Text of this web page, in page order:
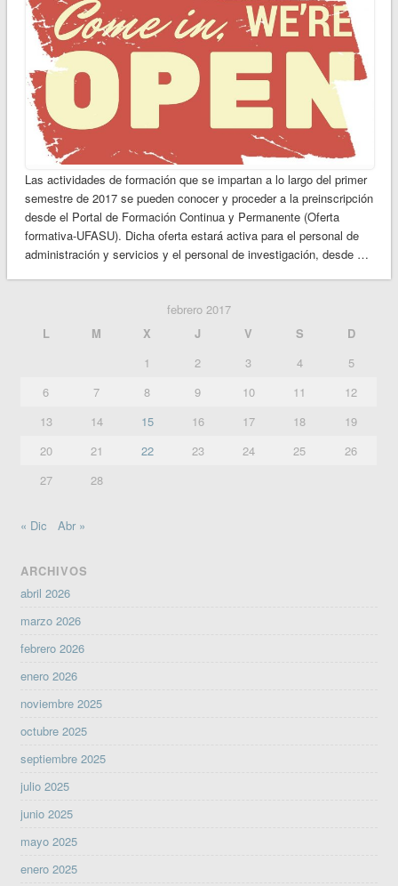
Las actividades de formación que se impartan a lo largo del primer
semestre de 2017 se pueden conocer y proceder a la preinscripción
desde el Portal de Formación Continua y Permanente (Oferta
formativa-UFASU). Dicha oferta estará activa para el personal de
administración y servicios y el personal de investigación, desde …
febrero 2017
L
M X J V S
D
1
2 3 4
5
6
7 8 9 10 11
12
13
14 15 16 17 18
19
20
21 22 23 24 25
26
27
28
« Dic Abr »
ARCHIVOS
abril 2026
marzo 2026
febrero 2026
enero 2026
noviembre 2025
octubre 2025
septiembre 2025
julio 2025
junio 2025
mayo 2025
enero 2025